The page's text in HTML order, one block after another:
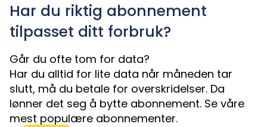
Har du riktig abonnement
tilpasset ditt forbruk?
Går du ofte tom for data?
Har du alltid for lite data når måneden tar
slutt, må du betale for overskridelser. Da
lønner det seg å bytte abonnement. Se våre
mest populære abonnementer.